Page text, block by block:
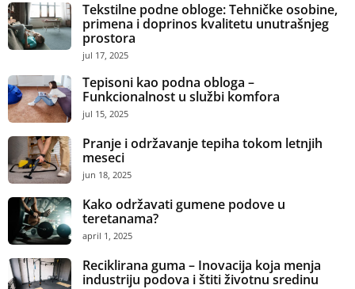
Tekstilne podne obloge: Tehničke osobine,
primena i doprinos kvalitetu unutrašnjeg
prostora
jul 17, 2025
Tepisoni kao podna obloga –
Funkcionalnost u službi komfora
jul 15, 2025
Pranje i održavanje tepiha tokom letnjih
meseci
jun 18, 2025
Kako održavati gumene podove u
teretanama?
april 1, 2025
Reciklirana guma – Inovacija koja menja
industriju podova i štiti životnu sredinu